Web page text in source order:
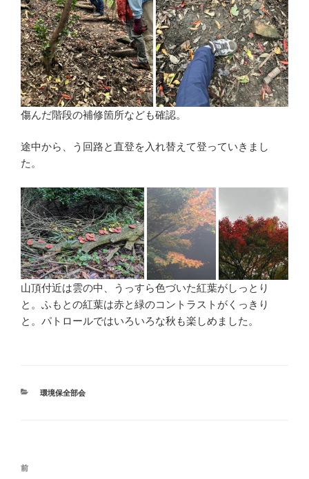
傷んだ階段の補修箇所なども確認。
途中から、う回路と直登を入れ替えて登っていきまし
た。
山頂付近は雲の中、うっすら色づいた紅葉がしっとり
と。ふもとの紅葉は赤と緑のコントラストがくっきり
と。パトロールではいろいろな秋も楽しめました。
カ
環境保全部会
投
前
前